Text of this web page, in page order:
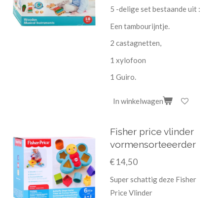
5 -delige set bestaande uit :
Een tambourijntje.
2 castagnetten,
1 xylofoon
1 Guiro.
In winkelwagen
Fisher price vlinder
vormensorteeerder
€ 14,50
Super schattig deze Fisher
Price Vlinder